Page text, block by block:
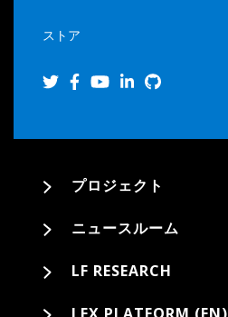
ストア
プロジェクト
ニュースルーム
LF RESEARCH